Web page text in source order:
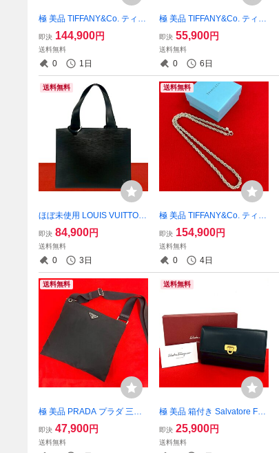
極 美品 TIFFANY&Co. ティフ
ァニー ツイストロープ ネッ
クレス シルバー925 K18イエ
ローゴールド アクセサリー
シルバー 32058
即決 144,900円
送料無料
0 1日
極 美品 TIFFANY&Co. ティフ
ァニー ヴィンテージ アトラ
ス ワイド リング シルバー92
5 指輪 20.5号 アクセサリー
シルバー 45288
即決 55,900円
送料無料
0 6日
送料無料
ほぼ未使用 LOUIS VUITTON
ルイヴィトン ジェモ エピ レ
ザー 本革 トートバッグ ハン
ドバッグ ビジネスバッグ ノ
ワール 478-3
即決 84,900円
送料無料
0 3日
送料無料
極 美品 TIFFANY&Co. ティフ
ァニー ツイストロープ チェ
ーン ネックレス シルバー92
5 K14イエローゴールド アク
セサリー シルバー 92217
即決 154,900円
送料無料
0 4日
送料無料
極 美品 PRADA プラダ 三角
ロゴ 金具 テスート ナイロン
ミニ ショルダーバッグ ハン
ドバッグ ポシェット サコッ
即決 47,900円
送料無料
送料無料
極 美品 箱付き Salvatore Ferr
agamo サルヴァトーレフェ
ラガモ ガンチーニ 金具 レザ
ー 本革 三つ折り 財布 ウォレ
即決 25,900円
送料無料